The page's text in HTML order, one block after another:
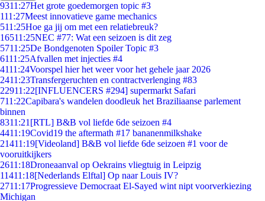
9311:27Het grote goedemorgen topic #3
111:27Meest innovatieve game mechanics
511:25Hoe ga jij om met een relatiebreuk?
16511:25NEC #77: Wat een seizoen is dit zeg
5711:25De Bondgenoten Spoiler Topic #3
6111:25Afvallen met injecties #4
4111:24Voorspel hier het weer voor het gehele jaar 2026
2411:23Transfergeruchten en contractverlenging #83
22911:22[INFLUENCERS #294] supermarkt Safari
711:22Capibara's wandelen doodleuk het Braziliaanse parlement
binnen
8311:21 [RTL] B&B vol liefde 6de seizoen #4
4411:19Covid19 the aftermath #17 bananenmilkshake
21411:19[Videoland] B&B vol liefde 6de seizoen #1 voor de
vooruitkijkers
2611:18Droneaanval op Oekrains vliegtuig in Leipzig
11411:18[Nederlands Elftal] Op naar Louis IV?
2711:17Progressieve Democraat El-Sayed wint nipt voorverkiezing
Michigan